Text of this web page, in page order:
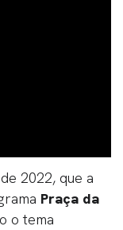
2022, que a
Praça da
o tema